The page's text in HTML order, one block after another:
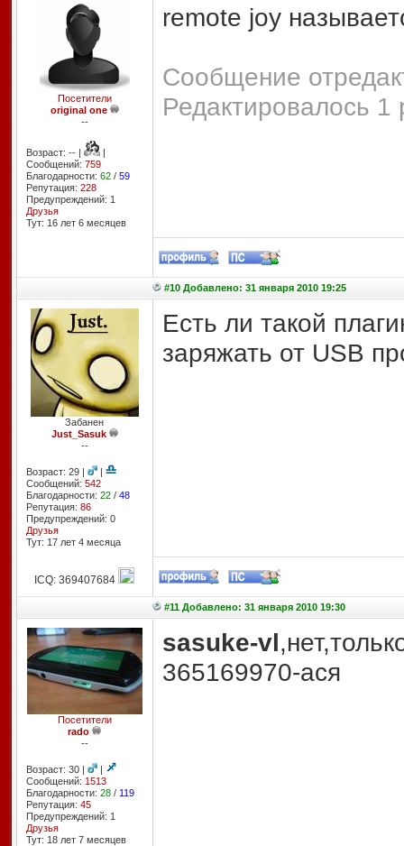
Посетители
original one
--
Возраст: -- |
|
Сообщений: 759
Благодарности: 62/ 59
Репутация: 228
Предупреждений: 1
Друзья
Тут: 16 лет 6 месяцев
remote joy
Сообщение
Редактировалось 1
#10 Добавлено: 31 января 2010 19:25
Забанен
Just_Sasuk
--
Возраст: 29 |
|
Сообщений: 542
Благодарности: 22/ 48
Репутация: 86
Предупреждений: 0
Друзья
Тут: 17 лет 4 месяцa
Есть ли такой
заряжать от USB
ICQ: 369407684
#11 Добавлено: 31 января 2010 19:30
Посетители
rado
--
Возраст: 30 |
|
Сообщений: 1513
Благодарности: 28/ 119
Репутация: 45
Предупреждений: 1
Друзья
Тут: 18 лет 7 месяцев
sasuke-vl
365169970-ася